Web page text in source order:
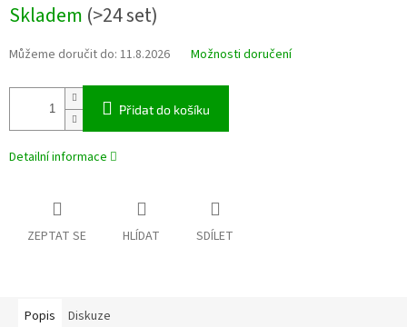
cena:
Skladem (>24 set)
Můžeme doručit do: 11.8.2026 Možnosti doručení
Přidat do košíku
Detailní informace
ZEPTAT SE HLÍDAT SDÍLET
Popis Diskuze